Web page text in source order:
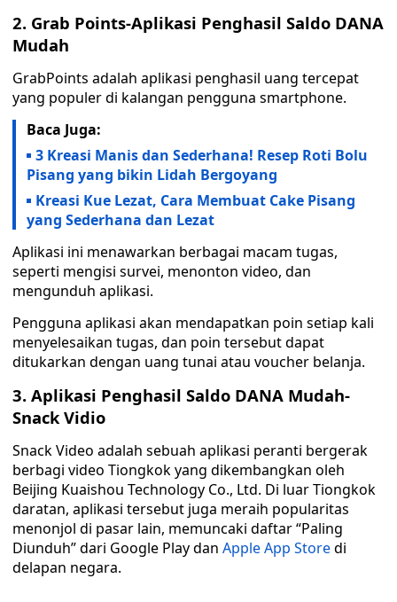
2. Grab Points-Aplikasi Penghasil Saldo DANA
Mudah
GrabPoints adalah aplikasi penghasil uang tercepat
yang populer di kalangan pengguna smartphone.
Baca Juga:
3 Kreasi Manis dan Sederhana! Resep Roti Bolu
Pisang yang bikin Lidah Bergoyang
Kreasi Kue Lezat, Cara Membuat Cake Pisang
yang Sederhana dan Lezat
Aplikasi ini menawarkan berbagai macam tugas,
seperti mengisi survei, menonton video, dan
mengunduh aplikasi.
Pengguna aplikasi akan mendapatkan poin setiap kali
menyelesaikan tugas, dan poin tersebut dapat
ditukarkan dengan uang tunai atau voucher belanja.
3. Aplikasi Penghasil Saldo DANA Mudah-
Snack Vidio
Snack Video adalah sebuah aplikasi peranti bergerak
berbagi video Tiongkok yang dikembangkan oleh
Beijing Kuaishou Technology Co., Ltd. Di luar Tiongkok
daratan, aplikasi tersebut juga meraih popularitas
menonjol di pasar lain, memuncaki daftar “Paling
Diunduh” dari Google Play dan Apple App Storedi
delapan negara.